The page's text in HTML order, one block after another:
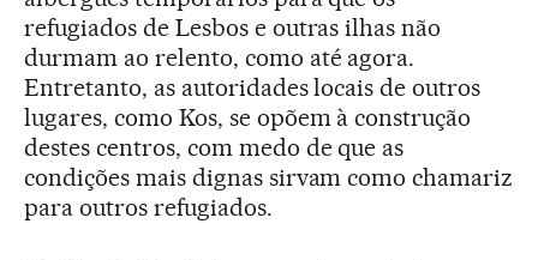
refugiados de Lesbos e outras ilhas não
durmam ao relento, como até agora.
Entretanto, as autoridades locais de outros
lugares, como Kos, se opõem à construção
destes centros, com medo de que as
condições mais dignas sirvam como chamariz
para outros refugiados.